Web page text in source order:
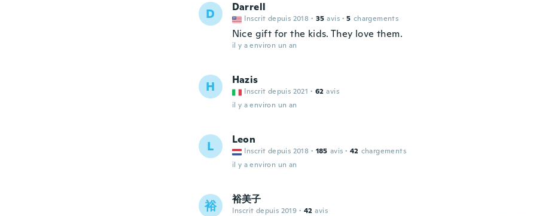
D Darrell
Inscrit depuis 2018 · 35 avis · 5 chargements
Nice gift for the kids. They love them.
il y a environ un an
H Hazis
Inscrit depuis 2021 · 62 avis
il y a environ un an
L Leon
Inscrit depuis 2018 · 185 avis · 42 chargements
il y a environ un an
裕 裕美子
Inscrit depuis 2019 · 42 avis